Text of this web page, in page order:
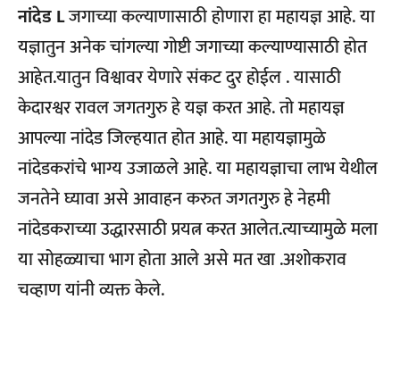
नांदेड Lजगाच्या कल्याणासाठी होणारा हा महायज्ञ आहे. या
यज्ञातुन अनेक चांगल्या गोष्टी जगाच्या कल्याण्यासाठी होत
आहेत.यातुन विश्वावर येणारे संकट दुर होईल . यासाठी
केदारश्वर रावल जगतगुरु हे यज्ञ करत आहे. तो महायज्ञ
आपल्या नांदेड जिल्हयात होत आहे. या महायज्ञामुळे
नांदेडकरांचे भाग्य उजाळले आहे. या महायज्ञाचा लाभ येथील
जनतेने घ्यावा असे आवाहन करुत जगतगुरु हे नेहमी
नांदेडकराच्या उद्धारसाठी प्रयत्न करत आलेत.त्याच्यामुळे मला
या सोहळ्याचा भाग होता आले असे मत खा .अशोकराव
चव्हाण यांनी व्यक्त केले.